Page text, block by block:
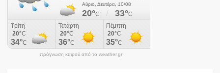
πρόγνωση καιρού από το weather.gr